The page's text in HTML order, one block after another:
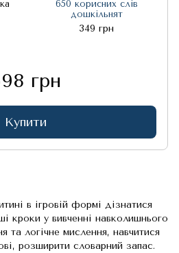
650 корисних слів
дошкільнят
349 грн
грн
Купити
в ігровій формі дізнатися
кроки у вивченні навколишнього
та логічне мислення, навчитися
розширити словарний запас.